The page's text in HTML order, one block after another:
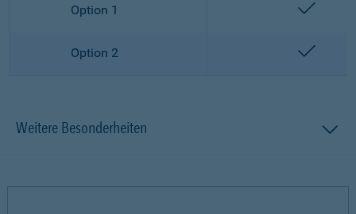
Option 1
Option 2
Weitere Besonderheiten